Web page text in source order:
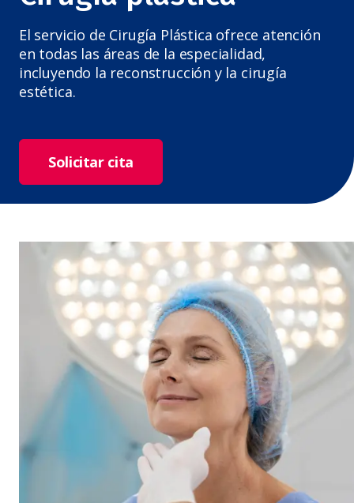
El servicio de Cirugía Plástica ofrece atención
en todas las áreas de la especialidad,
incluyendo la reconstrucción y la cirugía
estética.
Solicitar cita